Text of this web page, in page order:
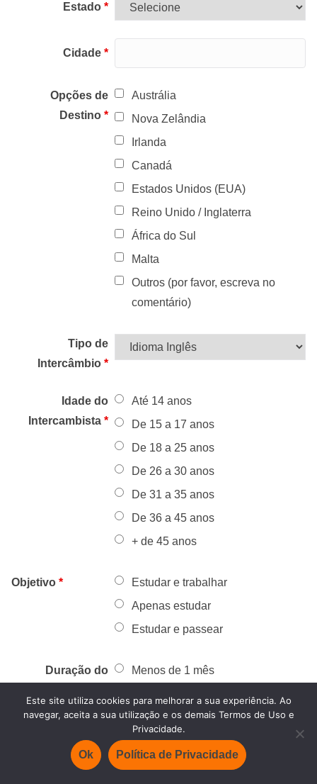
Estado*
Cidade*
Opções de
Destino*
Austrália
Nova Zelândia
Irlanda
Canadá
Estados Unidos (EUA)
Reino Unido / Inglaterra
África do Sul
Malta
Outros (por favor, escreva no
comentário)
Tipo de
Intercâmbio*
Idade do
Intercambista*
Até 14 anos
De 15 a 17 anos
De 18 a 25 anos
De 26 a 30 anos
De 31 a 35 anos
De 36 a 45 anos
+ de 45 anos
Objetivo *
Estudar e trabalhar
Apenas estudar
Estudar e passear
Duração do
Menos de 1 mês
2 meses
3 meses
Este site utiliza cookies para melhorar a sua experiência. Ao
navegar, aceita a sua utilização e os demais Termos de Uso e
Privacidade.
Ok Política de Privacidade